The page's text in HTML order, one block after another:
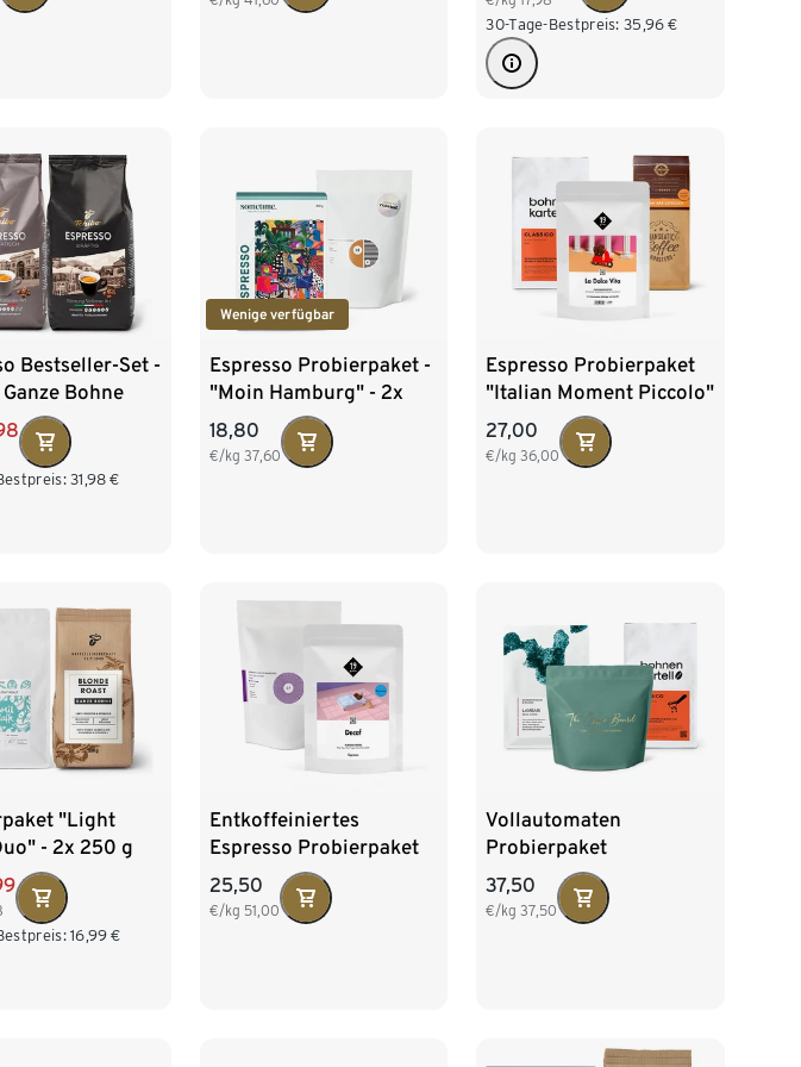
30-Tage-Bestpreis: 35,96 €
Bestseller-Set -
Ganze Bohne
31,98 €
Wenige verfügbar
Espresso Probierpaket -
"Moin Hamburg" - 2x
250 g Ganze Bohne
18,80
€/kg 37,60
Espresso Probierpaket
"Italian Moment Piccolo"
- 3x 250 g Ganze Bohne
27,00
€/kg36,00
"Light
- 2x 250 g
16,99 €
Entkoffeiniertes
Espresso Probierpaket
"Duo-Decaf" - 2x 250 g
Ganze Bohne
25,50
€/kg 51,00
Vollautomaten
Probierpaket
"Homeoffice-Set" - 2x
250g, 1x 500g Ganze
37,50
€/kg37,50